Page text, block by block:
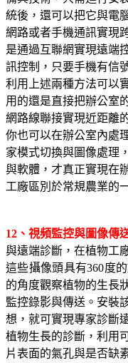
統後，還可以把它與電
網路或者手機通訊實現
是通過互聯網實現遠端
訊控制，只要手機有信
利用上述兩種方法可以
用的還是直接把辦公室
網路線聯接實現近距離
你也可以在辦公室內處
家模式切換與圖像處理
與軟體，才真正實現在
工廠區別於常規農業的
12 、視頻監控與圖像傳
與遠端診斷，在植物工
這些攝像頭具有360度
的角度觀察植物的生長
監控錄影與傳送。安裝
想，就可實現專家診斷
植物生長的診斷，利用
片表面的氣孔與是否缺